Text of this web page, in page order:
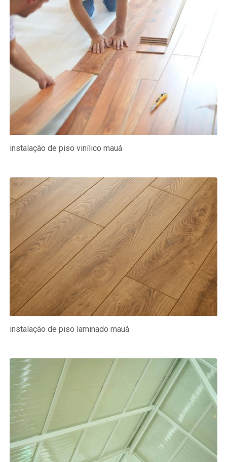
instalação de piso vinílico mauá
instalação de piso laminado mauá